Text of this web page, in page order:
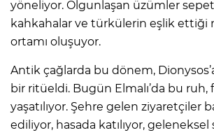
yöneliyor. Olgunlaşan üzümler
kahkahalar ve türkülerin eşlik ettiği
ortamı oluşuyor.
Antik çağlarda bu dönem,
bir ritüeldi. Bugün Elmalı’da bu ruh,
yaşatılıyor. Şehre gelen ziyaretçiler
ediliyor, hasada katılıyor, geleneksel